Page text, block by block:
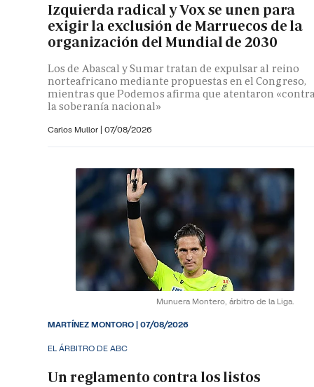
Izquierda radical y Vox se unen para
exigir la exclusión de Marruecos de la
organización del Mundial de 2030
Los de Abascal y Sumar tratan de expulsar al reino
norteafricano mediante propuestas en el Congreso,
mientras que Podemos afirma que atentaron
la soberanía nacional»
Carlos Mullor | 07/08/2026
Munuera Montero, árbitro de la Liga.
EL ÁRBITRO DE ABC
Un reglamento contra los listos
MARTÍNEZ MONTORO|07/08/2026